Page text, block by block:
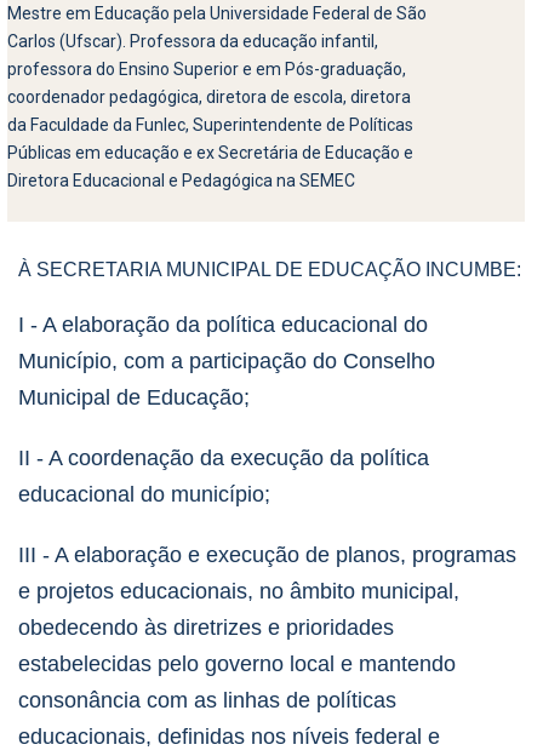
Mestre em Educação pela Universidade Federal de São
Carlos (Ufscar). Professora da educação infantil,
professora do Ensino Superior e em Pós-graduação,
coordenador pedagógica, diretora de escola, diretora
da Faculdade da Funlec, Superintendente de Políticas
Públicas em educação e ex Secretária de Educação e
Diretora Educacional e Pedagógica na SEMEC
À SECRETARIA MUNICIPAL DE EDUCAÇÃO INCUMBE:
I - A elaboração da política educacional do
Município, com a participação do Conselho
Municipal de Educação;
II - A coordenação da execução da política
educacional do município;
III - A elaboração e execução de planos, programas
e projetos educacionais, no âmbito municipal,
obedecendo às diretrizes e prioridades
estabelecidas pelo governo local e mantendo
consonância com as linhas de políticas
educacionais, definidas nos níveis federal e